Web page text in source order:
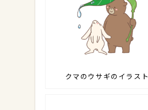
クマのウサギのイラスト